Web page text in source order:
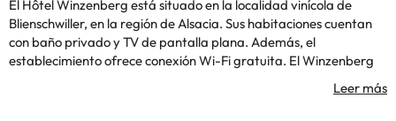
El Hôtel Winzenberg está situado en la localidad vinícola de
Blienschwiller, en la región de Alsacia. Sus habitaciones cuentan
con baño privado y TV de pantalla plana. Además, el
establecimiento ofrece conexión Wi-Fi gratuita. El Winzenberg
sirve un desayuno buffet en el comedor, que está situado en la